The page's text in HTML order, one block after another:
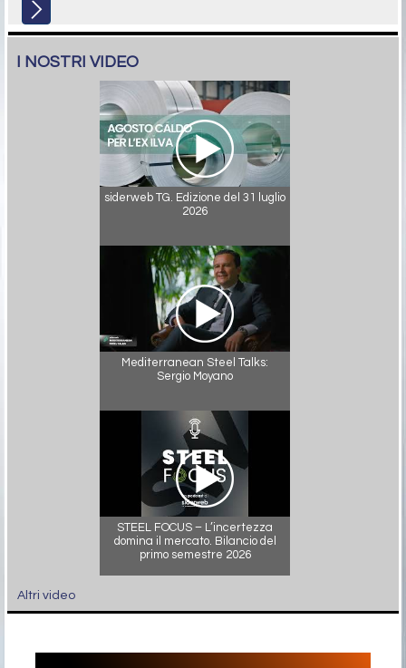
I NOSTRI VIDEO
siderweb TG. Edizione del 31 luglio
2026
Mediterranean Steel Talks:
Sergio Moyano
STEEL FOCUS – L’incertezza
domina il mercato. Bilancio del
primo semestre 2026
Altri video